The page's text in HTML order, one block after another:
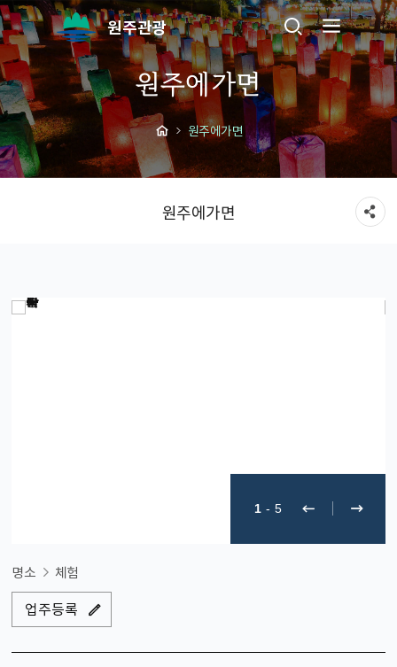
원주관광
원주에가면
원주에가면
원주에가면
1 - 5
명소 체험
업주등록